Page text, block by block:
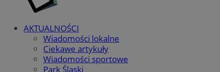
AKTUALNOŚCI
Wiadomości lokalne
Ciekawe artykuły
Wiadomości sportowe
Park Śląski